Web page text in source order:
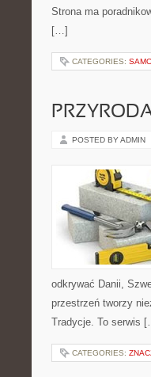
Strona ma
[…]
CATEGORIES:
POSTED BY ADMIN
odkrywać Danii,
przestrzeń tworzy
Tradycje. To serwis
CATEGORIES: